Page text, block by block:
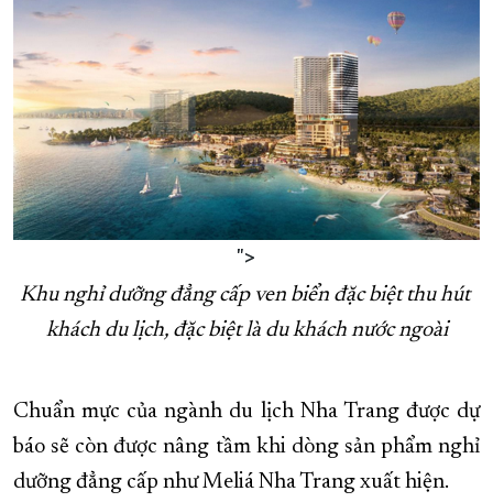
">
Khu nghỉ dưỡng đẳng cấp ven biển đặc biệt thu hút
khách du lịch, đặc biệt là du khách nước ngoài
Chuẩn mực của ngành du lịch Nha Trang được dự
báo sẽ còn được nâng tầm khi dòng sản phẩm nghỉ
dưỡng đẳng cấp như Meliá Nha Trang xuất hiện.